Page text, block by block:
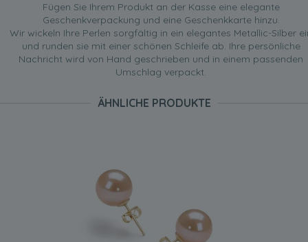
Fügen Sie Ihrem Produkt an der Kasse eine elegante
Geschenkverpackung und eine Geschenkkarte hinzu.
Wir wickeln Ihre Perlen sorgfältig in ein elegantes Metallic-Silber
und runden sie mit einer schönen Schleife ab. Ihre persönliche
Nachricht wird von Hand geschrieben und in einem passenden
Umschlag verpackt.
ÄHNLICHE PRODUKTE